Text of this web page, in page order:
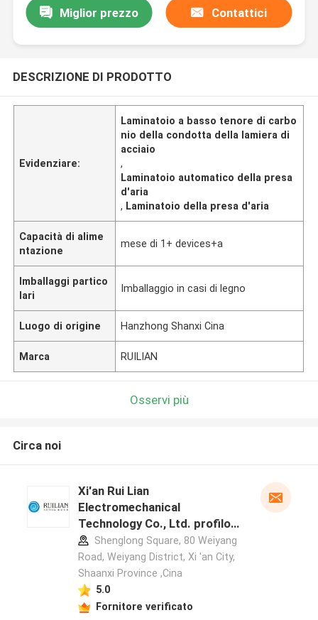
Miglior prezzo Contattici
DESCRIZIONE DI PRODOTTO
Evidenziare:
Laminatoio a basso tenore di carbo
nio della condotta della lamiera di
acciaio
,
Laminatoio automatico della presa
d'aria
, Laminatoio della presa d'aria
Capacità di alime
ntazione
mese di 1+ devices+a
Imballaggi partico
lari
Imballaggio in casi di legno
Luogo di origine Hanzhong Shanxi Cina
Marca RUILIAN
Osservi più
Circa noi
Xi'an Rui Lian
Electromechanical
Technology Co., Ltd. profilo
del produttore
Shenglong Square, 80 Weiyang
Road, Weiyang District, Xi 'an City,
Shaanxi Province ,Cina
5.0
Fornitore verificato